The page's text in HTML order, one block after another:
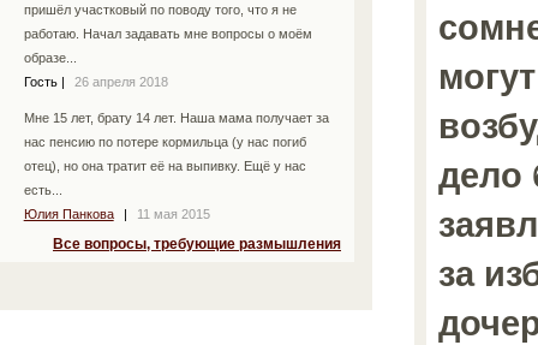
пришёл участковый по поводу того, что я не
работаю. Начал задавать мне вопросы о моём
образе...
Гость
26 апреля 2018
Мне 15 лет, брату 14 лет. Наша мама получает за
нас пенсию по потере кормильца (у нас погиб
отец), но она тратит её на выпивку. Ещё у нас
есть...
Юлия Панкова
11 мая 2015
Все вопросы, требующие размышления
дело
за